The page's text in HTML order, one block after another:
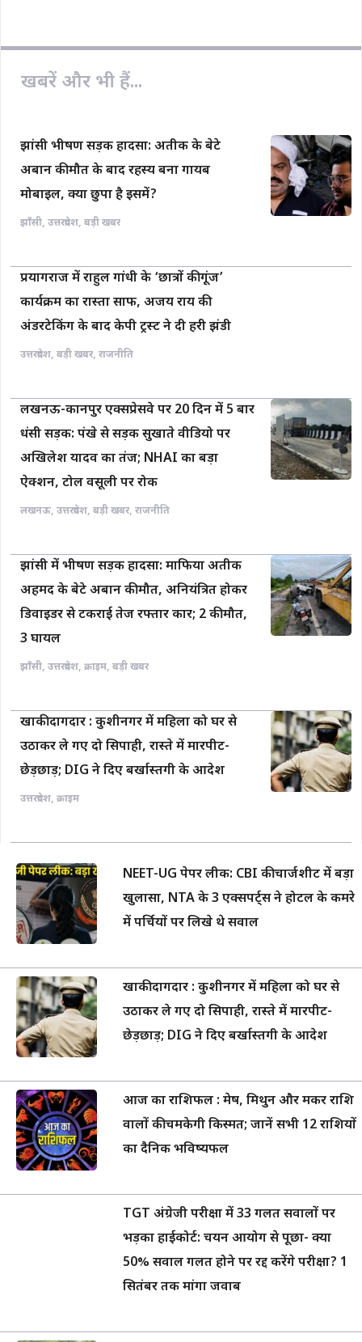
o
k
A
i
k
खबरें और भी हैं...
झांसी भीषण सड़क हादसा: अतीक के बेटे
अबान की मौत के बाद रहस्य बना गायब
मोबाइल, क्या छुपा है इसमें?
झाँसी, उत्तरप्रदेश, बड़ी खबर
प्रयागराज में राहुल गांधी के ‘छात्रों की गूंज’
कार्यक्रम का रास्ता साफ, अजय राय की
अंडरटेकिंग के बाद केपी ट्रस्ट ने दी हरी झंडी
उत्तरप्रदेश, बड़ी खबर, राजनीति
लखनऊ-कानपुर एक्सप्रेसवे पर 20 दिन में 5 बार
धंसी सड़क: पंखे से सड़क सुखाते वीडियो पर
अखिलेश यादव का तंज; NHAI का बड़ा
ऐक्शन, टोल वसूली पर रोक
लखनऊ, उत्तरप्रदेश, बड़ी खबर, राजनीति
झांसी में भीषण सड़क हादसा: माफिया अतीक
अहमद के बेटे अबान की मौत, अनियंत्रित होकर
डिवाइडर से टकराई तेज रफ्तार कार; 2 की मौत,
3 घायल
झाँसी, उत्तरप्रदेश, क्राइम, बड़ी खबर
खाकी दागदार : कुशीनगर में महिला को घर से
उठाकर ले गए दो सिपाही, रास्ते में मारपीट-
छेड़छाड़; DIG ने दिए बर्खास्तगी के आदेश
उत्तरप्रदेश, क्राइम
NEET-UG पेपर लीक: CBI की चार्जशीट में बड़ा
खुलासा, NTA के 3 एक्सपर्ट्स ने होटल के कमरे
में पर्चियों पर लिखे थे सवाल
खाकी दागदार : कुशीनगर में महिला को घर से
उठाकर ले गए दो सिपाही, रास्ते में मारपीट-
छेड़छाड़; DIG ने दिए बर्खास्तगी के आदेश
आज का राशिफल : मेष, मिथुन और मकर राशि
वालों की चमकेगी किस्मत; जानें सभी 12 राशियों
का दैनिक भविष्यफल
TGT अंग्रेजी परीक्षा में 33 गलत सवालों पर
भड़का हाईकोर्ट: चयन आयोग से पूछा- क्या
50% सवाल गलत होने पर रद्द करेंगे परीक्षा? 1
सितंबर तक मांगा जवाब